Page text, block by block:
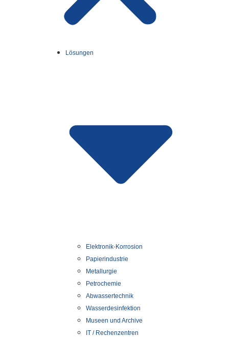
Lösungen
Elektronik-Korrosion
Papierindustrie
Metallurgie
Petrochemie
Abwassertechnik
Wasserdesinfektion
Museen und Archive
IT / Rechenzentren